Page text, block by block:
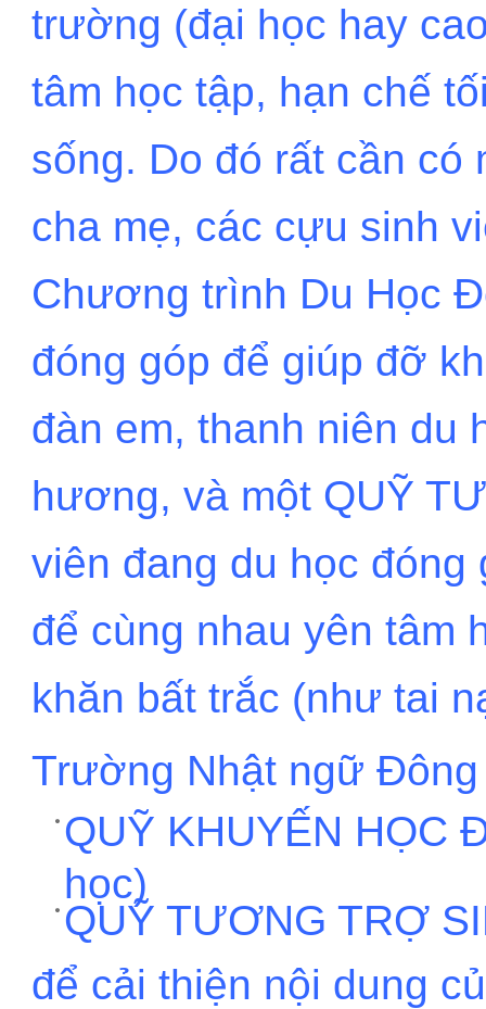
trường (đại học hay
tâm học tập, hạn chế
sống. Do đó rất cần có
cha mẹ, các cựu sinh
Chương trình Du Học
đóng góp để giúp đỡ
đàn em, thanh niên du
hương, và một QUỸ
viên đang du học
để cùng nhau yên tâm
khăn bất trắc (như tai
Trường Nhật ngữ
QUỸ KHUYẾN HỌC
học)
QUỸ TƯƠNG TRỢ
để cải thiện nội dung